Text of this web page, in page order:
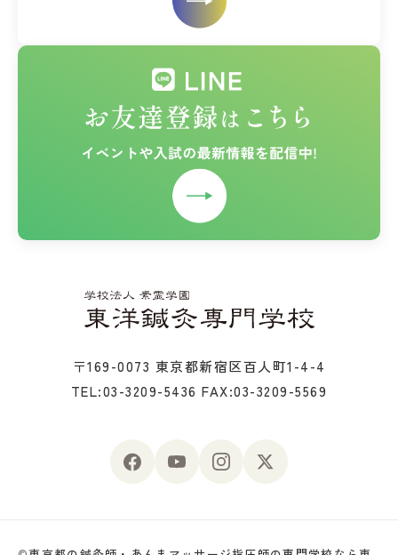
〒169-0073 東京都新宿区百人町1-4-4
TEL:03-3209-5436 FAX:03-3209-5569